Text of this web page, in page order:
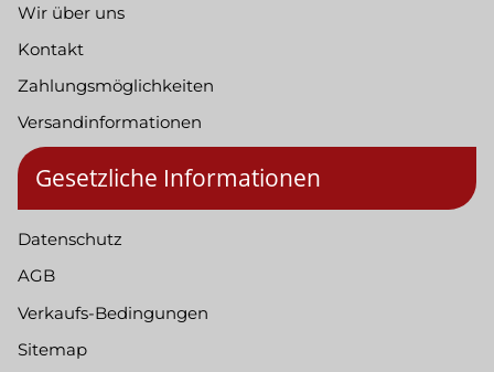
Wir über uns
Kontakt
Zahlungsmöglichkeiten
Versandinformationen
Gesetzliche Informationen
Datenschutz
AGB
Verkaufs-Bedingungen
Sitemap